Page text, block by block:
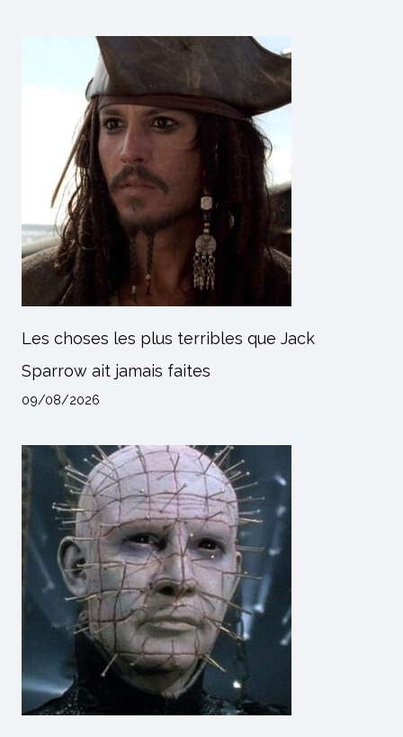
Les choses les plus terribles que Jack
Sparrow ait jamais faites
09/08/2026